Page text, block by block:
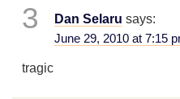
3 Dan Selaru says:
June 29, 2010 at 7:15
tragic